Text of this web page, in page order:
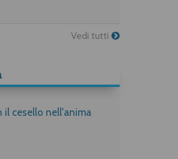
Vedi tutti
il cesello nell'anima